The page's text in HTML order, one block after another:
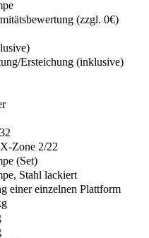
(zzgl. 0€)
Ersteichung (inklusive)
Zone 2/22
(Set)
Stahl lackiert
einer einzelnen Plattform